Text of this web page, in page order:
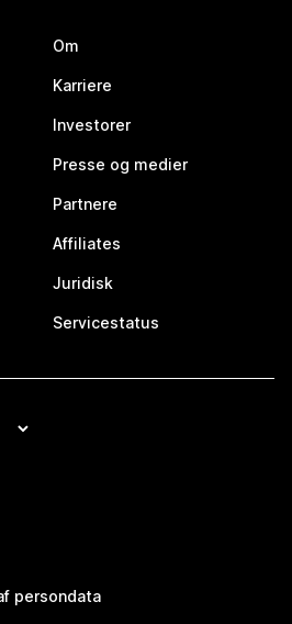
Om
Karriere
Investorer
Presse og medier
Partnere
Affiliates
Juridisk
Servicestatus
persondata